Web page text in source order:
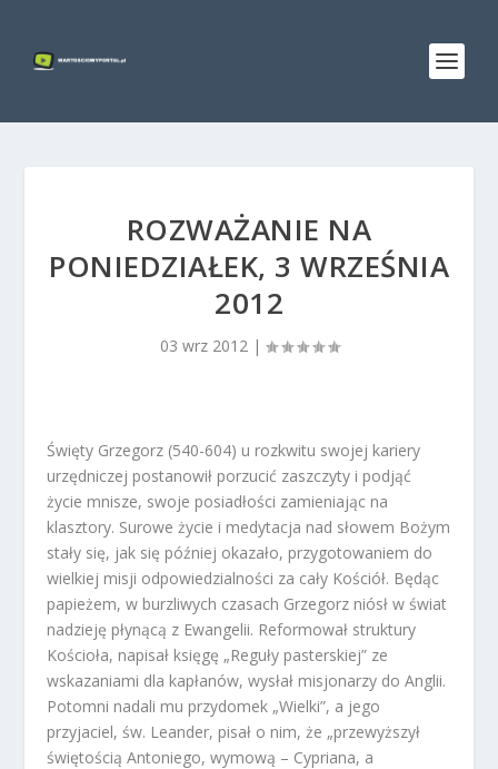
ROZWAŻANIE NA
PONIEDZIAŁEK, 3 WRZEŚNIA
2012
03 wrz 2012|
Święty Grzegorz (540-604) u rozkwitu swojej kariery
urzędniczej postanowił porzucić zaszczyty i podjąć
życie mnisze, swoje posiadłości zamieniając na
klasztory. Surowe życie i medytacja nad słowem Bożym
stały się, jak się później okazało, przygotowaniem do
wielkiej misji odpowiedzialności za cały Kościół. Będąc
papieżem, w burzliwych czasach Grzegorz niósł w świat
nadzieję płynącą z Ewangelii. Reformował struktury
Kościoła, napisał księgę „Reguły pasterskiej” ze
wskazaniami dla kapłanów, wysłał misjonarzy do Anglii.
Potomni nadali mu przydomek „Wielki”, a jego
przyjaciel, św. Leander, pisał o nim, że „przewyższył
świętością Antoniego, wymową – Cypriana, a